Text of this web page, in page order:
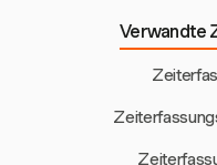
Verwandte